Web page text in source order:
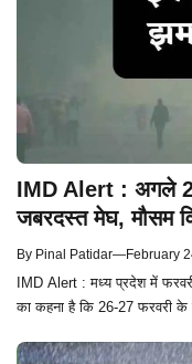
IMD Alert : अगले
जबरदस्त मेघ, मौसम
By Pinal Patidar—February
IMD Alert : मध्य प्रदेश में फरवरी
का कहना है कि 26-27 फरवरी के